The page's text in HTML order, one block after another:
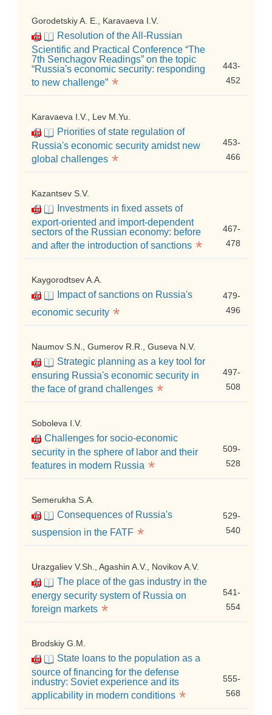
Gorodetskiy A. E., Karavaeva I.V.
Resolution of the All-Russian
Scientific and Practical Conference “The
7th Senchagov Readings” on the topic
“Russia's economic security: responding
to new challenge” *
443-
452
Karavaeva I.V., Lev M.Yu.
Priorities of state regulation of
Russia's economic security amidst new
global challenges *
453-
466
Kazantsev S.V.
Investments in fixed assets of
export-oriented and import-dependent
sectors of the Russian economy: before
and after the introduction of sanctions *
467-
478
Kaygorodtsev A.A.
Impact of sanctions on Russia's
economic security *
479-
496
Naumov S.N., Gumerov R.R., Guseva N.V.
Strategic planning as a key tool for
ensuring Russia's economic security in
the face of grand challenges *
497-
508
Soboleva I.V.
Challenges for socio-economic
security in the sphere of labor and their
features in modern Russia *
509-
528
Semerukha S.A.
Consequences of Russia's
suspension in the FATF *
529-
540
Urazgaliev V.Sh., Agashin A.V., Novikov A.V.
The place of the gas industry in the
energy security system of Russia on
foreign markets *
541-
554
Brodskiy G.M.
State loans to the population as a
source of financing for the defense
industry: Soviet experience and its
applicability in modern conditions *
555-
568